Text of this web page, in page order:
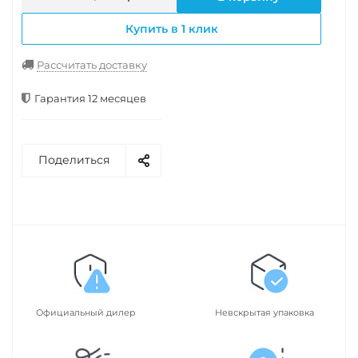
Купить в 1 клик
Рассчитать доставку
Гарантия 12 месяцев
Поделиться
Официальный дилер Невскрытая упаковка